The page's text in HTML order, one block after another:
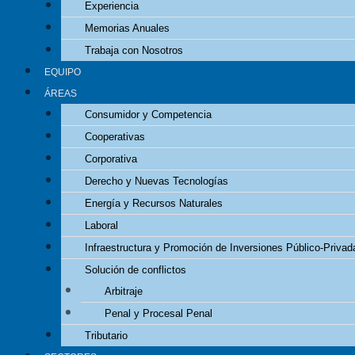
Experiencia
Memorias Anuales
Trabaja con Nosotros
EQUIPO
ÁREAS
Consumidor y Competencia
Cooperativas
Corporativa
Derecho y Nuevas Tecnologías
Energía y Recursos Naturales
Laboral
Infraestructura y Promoción de Inversiones Público-
Solución de conflictos
Arbitraje
Penal y Procesal Penal
Tributario